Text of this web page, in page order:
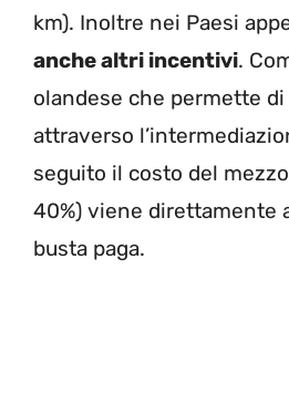
km). Inoltre nei Paesi
anche altri incentivi.
olandese che permette
attraverso
seguito il costo del
40%) viene direttamente
busta paga.